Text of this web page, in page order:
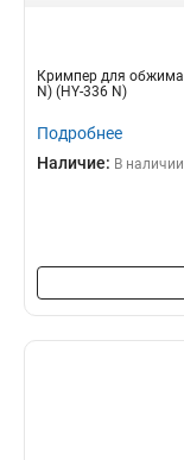
Кримпер для
N) (HY-336 N)
Подробнее
Наличие: В наличии